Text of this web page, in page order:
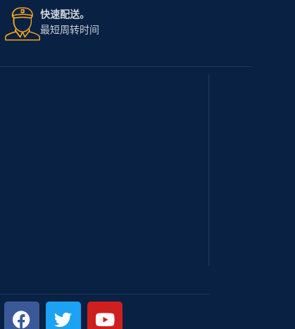
快速配送。
最短周转时间